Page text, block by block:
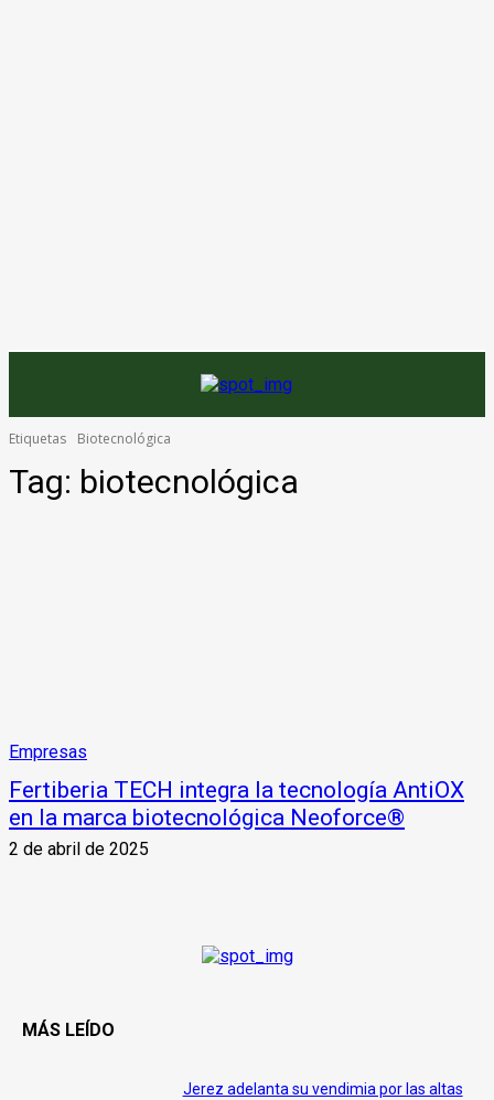
Etiquetas Biotecnológica
Tag: biotecnológica
Empresas
Fertiberia TECH integra la tecnología AntiOX
en la marca biotecnológica Neoforce®
2 de abril de 2025
MÁS LEÍDO
Jerez adelanta su vendimia por las altas